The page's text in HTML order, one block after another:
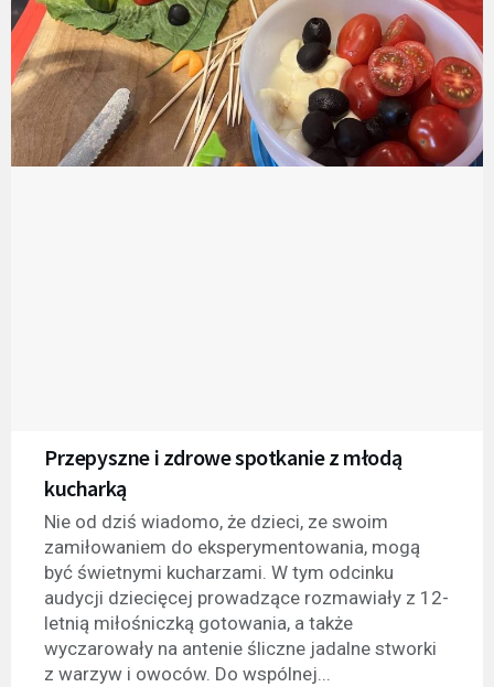
Przepyszne i zdrowe spotkanie z młodą
kucharką
Nie od dziś wiadomo, że dzieci, ze swoim
zamiłowaniem do eksperymentowania, mogą
być świetnymi kucharzami. W tym odcinku
audycji dziecięcej prowadzące rozmawiały z 12-
letnią miłośniczką gotowania, a także
wyczarowały na antenie śliczne jadalne stworki
z warzyw i owoców. Do wspólnej...